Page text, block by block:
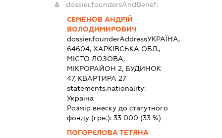
dossier.foundersAndBenef:
СЕМЕНОВ АНДРІЙ
ВОЛОДИМИРОВИЧ
dossier.founderAddressУКРАЇНА,
64604, ХАРКІВСЬКА ОБЛ.,
МІСТО ЛОЗОВА,
МІКРОРАЙОН 2, БУДИНОК
47, КВАРТИРА 27
statements.nationality:
Україна
Розмір внеску до статутного
фонду (грн.):33 000 (33 %)
ПОГОРЄЛОВА ТЕТЯНА